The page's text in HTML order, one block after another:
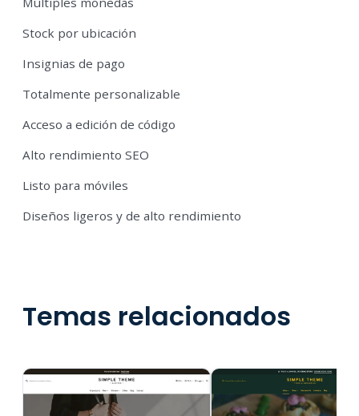
Stock por ubicación
Insignias de pago
Totalmente personalizable
Acceso a edición de código
Alto rendimiento SEO
Listo para móviles
Diseños ligeros y de alto rendimiento
Temas relacionados